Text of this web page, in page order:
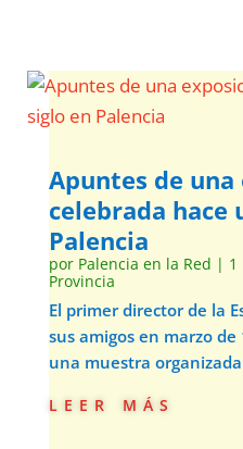
Apuntes de
celebrada hace
Palencia
por Palencia en la Red | 1
Provincia
El primer director de la
sus amigos en marzo
una muestra
leer más